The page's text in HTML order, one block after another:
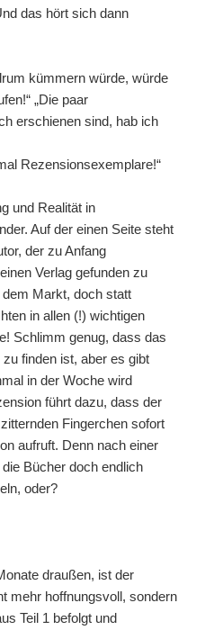
das hört sich dann
kümmern würde, würde
„Die paar
erschienen sind, hab ich
Rezensionsexemplare!“
und Realität in
Auf der einen Seite steht
der zu Anfang
Verlag gefunden zu
Markt, doch statt
in allen (!) wichtigen
Schlimm genug, dass das
finden ist, aber es gibt
in der Woche wird
führt dazu, dass der
Fingerchen sofort
aufruft. Denn nach einer
Bücher doch endlich
oder?
draußen, ist der
mehr hoffnungsvoll, sondern
Teil 1 befolgt und